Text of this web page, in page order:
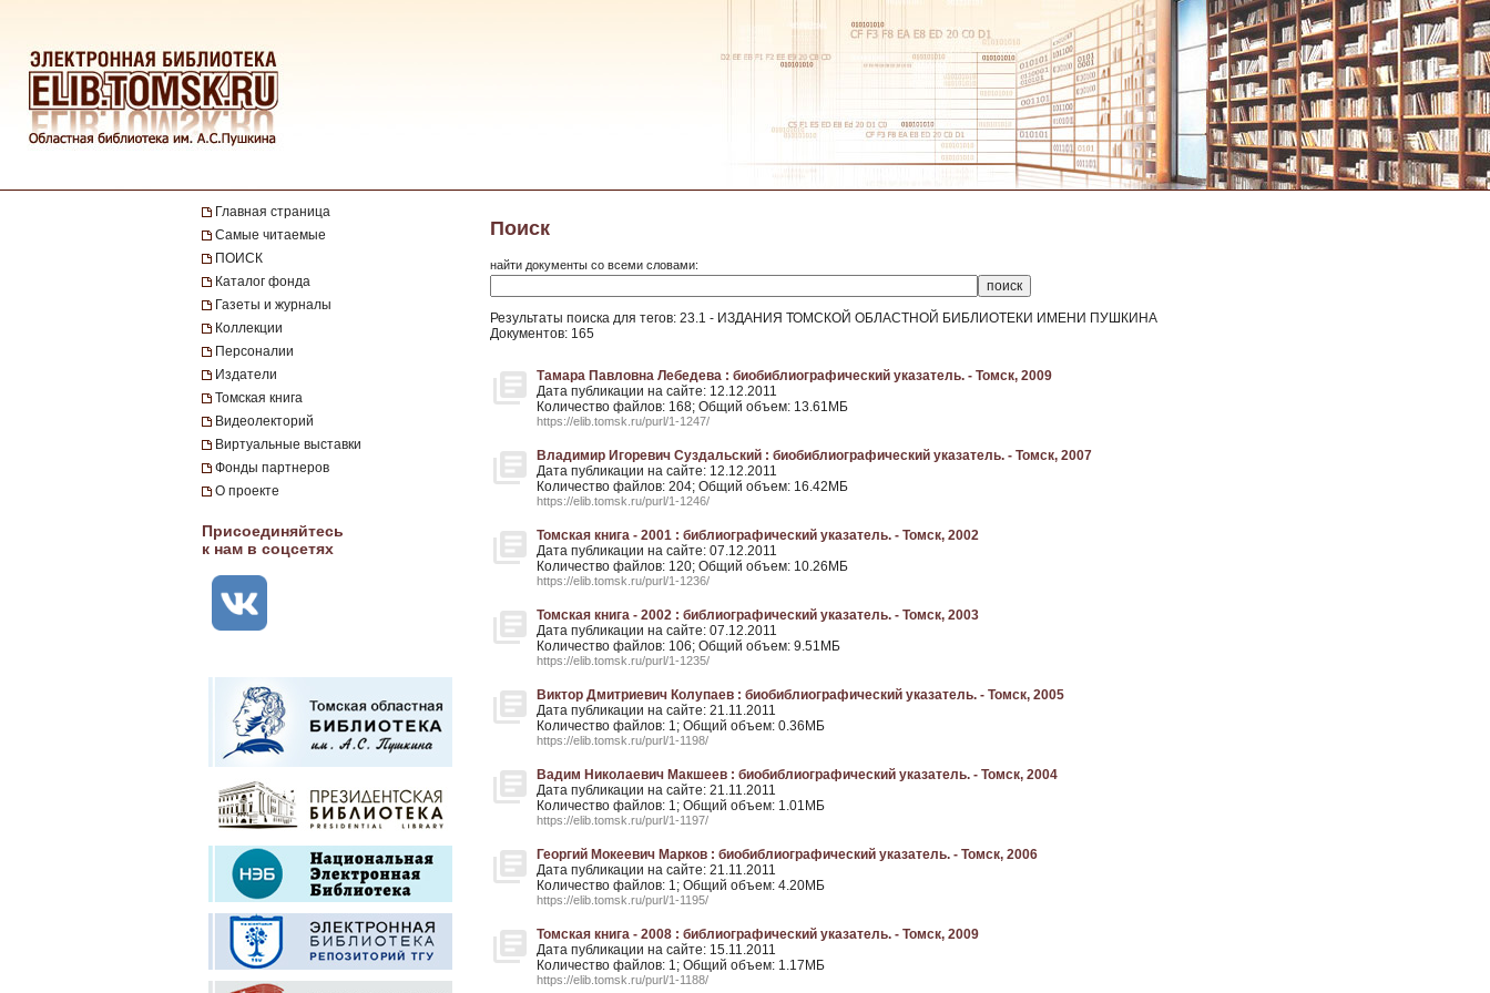
Главная страница
Самые читаемые
ПОИСК
Каталог фонда
Газеты и журналы
Коллекции
Персоналии
Издатели
Томская книга
Видеолекторий
Виртуальные выставки
Фонды партнеров
О проекте
Присоединяйтесь
к нам в соцсетях
Поиск
найти документы со всеми словами:
Результаты поиска для тегов: 23.1 - ИЗДАНИЯ ТОМСКОЙ ОБЛАСТНОЙ БИБЛИОТЕКИ ИМЕНИ ПУШКИНА
Документов: 165
Тамара Павловна Лебедева : биобиблиографический указатель. - Томск, 2009
Дата публикации на сайте: 12.12.2011
Количество файлов: 168; Общий объем: 13.61МБ
https://elib.tomsk.ru/purl/1-1247/
Владимир Игоревич Суздальский : биобиблиографический указатель. - Томск, 2007
Дата публикации на сайте: 12.12.2011
Количество файлов: 204; Общий объем: 16.42МБ
https://elib.tomsk.ru/purl/1-1246/
Томская книга - 2001 : библиографический указатель. - Томск, 2002
Дата публикации на сайте: 07.12.2011
Количество файлов: 120; Общий объем: 10.26МБ
https://elib.tomsk.ru/purl/1-1236/
Томская книга - 2002 : библиографический указатель. - Томск, 2003
Дата публикации на сайте: 07.12.2011
Количество файлов: 106; Общий объем: 9.51МБ
https://elib.tomsk.ru/purl/1-1235/
Виктор Дмитриевич Колупаев : биобиблиографический указатель. - Томск, 2005
Дата публикации на сайте: 21.11.2011
Количество файлов: 1; Общий объем: 0.36МБ
https://elib.tomsk.ru/purl/1-1198/
Вадим Николаевич Макшеев : биобиблиографический указатель. - Томск, 2004
Дата публикации на сайте: 21.11.2011
Количество файлов: 1; Общий объем: 1.01МБ
https://elib.tomsk.ru/purl/1-1197/
Георгий Мокеевич Марков : биобиблиографический указатель. - Томск, 2006
Дата публикации на сайте: 21.11.2011
Количество файлов: 1; Общий объем: 4.20МБ
https://elib.tomsk.ru/purl/1-1195/
Томская книга - 2008 : библиографический указатель. - Томск, 2009
Дата публикации на сайте: 15.11.2011
Количество файлов: 1; Общий объем: 1.17МБ
https://elib.tomsk.ru/purl/1-1188/